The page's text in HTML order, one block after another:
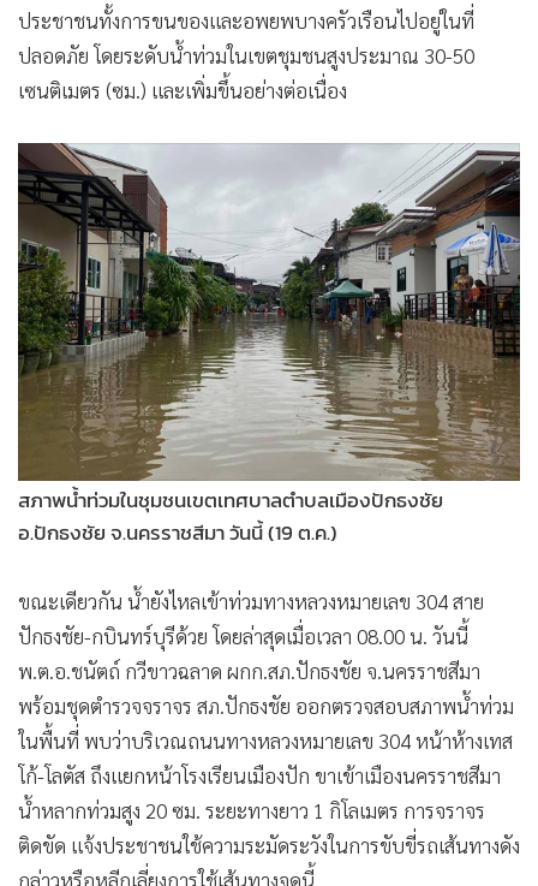
• กองทุนรวม
• Celeb Online
• Factcheck
• News1
• Gotomanager
ประชาชนทั้งการขนของและอพยพบางครัวเรือนไปอยู่ในที่
ปลอดภัย โดยระดับน้ำท่วมในเขตชุมชนสูงประมาณ 30-50
เซนติเมตร (ซม.) และเพิ่มขึ้นอย่างต่อเนื่อง
สภาพน้ำท่วมในชุมชนเขตเทศบาลตำบลเมืองปักธงชัย
อ.ปักธงชัย จ.นครราชสีมา วันนี้ (19 ต.ค.)
ขณะเดียวกัน น้ำยังไหลเข้าท่วมทางหลวงหมายเลข 304 สาย
ปักธงชัย-กบินทร์บุรีด้วย โดยล่าสุดเมื่อเวลา 08.00 น. วันนี้
พ.ต.อ.ชนัตถ์ กวีขาวฉลาด ผกก.สภ.ปักธงชัย จ.นครราชสีมา
พร้อมชุดตำรวจจราจร สภ.ปักธงชัย ออกตรวจสอบสภาพน้ำท่วม
ในพื้นที่ พบว่าบริเวณถนนทางหลวงหมายเลข 304 หน้าห้างเทส
โก้-โลตัส ถึงแยกหน้าโรงเรียนเมืองปัก ขาเข้าเมืองนครราชสีมา
น้ำหลากท่วมสูง 20 ซม. ระยะทางยาว 1 กิโลเมตร การจราจร
ติดขัด แจ้งประชาชนใช้ความระมัดระวังในการขับขี่รถเส้นทางดัง
กล่าวหรือหลีกเลี่ยงการใช้เส้นทางจุดนี้